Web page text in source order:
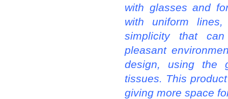
with glasses and
with uniform
simplicity that
pleasant
design, using the
tissues. This
giving more space